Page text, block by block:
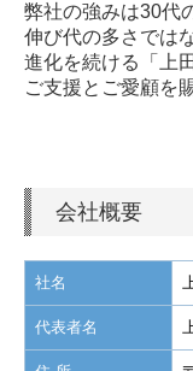
グラスウール
弊社の強みは30代
伸び代の多さでは
進化を続ける
「上
ご支援とご愛顧を
会社概要
社名
代表者名